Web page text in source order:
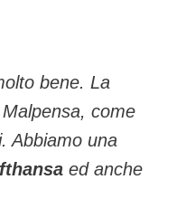
bene. La
come
Abbiamo una
ed anche